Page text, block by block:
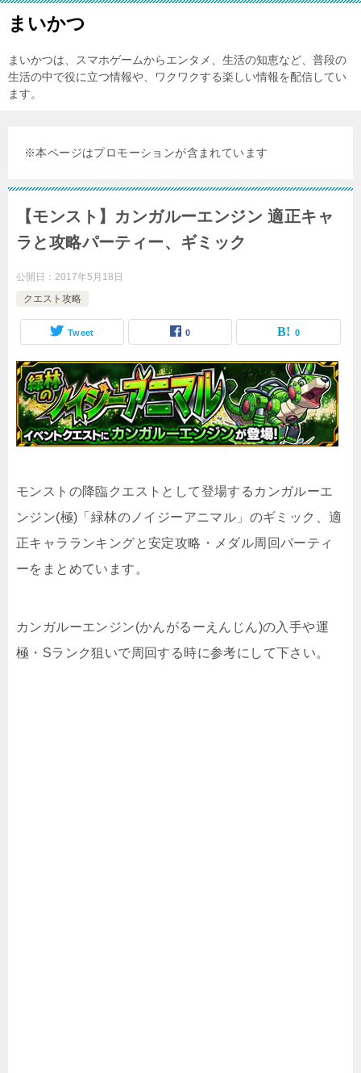
まいかつ
まいかつは、スマホゲームからエンタメ、生活の知恵など、普段の
生活の中で役に立つ情報や、ワクワクする楽しい情報を配信してい
ます。
※本ページはプロモーションが含まれています
【モンスト】カンガルーエンジン 適正キャ
ラと攻略パーティー、ギミック
公開日： 2017年5月18日
クエスト攻略
Tweet 0 0
モンストの降臨クエストとして登場するカンガルーエ
ンジン(極)「緑林のノイジーアニマル」のギミック、適
正キャラランキングと安定攻略・メダル周回パーティ
ーをまとめています。
カンガルーエンジン(かんがるーえんじん)の入手や運
極・Sランク狙いで周回する時に参考にして下さい。